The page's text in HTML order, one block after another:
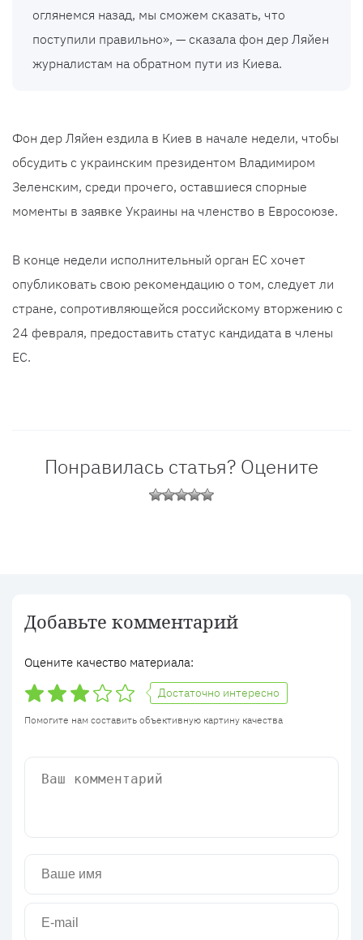
оглянемся назад, мы сможем сказать, что
поступили правильно», — сказала фон дер Ляйен
журналистам на обратном пути из Киева.
Фон дер Ляйен ездила в Киев в начале недели, чтобы
обсудить с украинским президентом Владимиром
Зеленским, среди прочего, оставшиеся спорные
моменты в заявке Украины на членство в Евросоюзе.
В конце недели исполнительный орган ЕС хочет
опубликовать свою рекомендацию о том, следует ли
стране, сопротивляющейся российскому вторжению с
24 февраля, предоставить статус кандидата в члены
ЕС.
Понравилась статья? Оцените
Добавьте комментарий
Оцените качество материала:
Достаточно интересно
Помогите нам составить объективную картину качества